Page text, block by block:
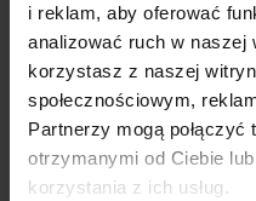
i reklam, aby oferować
analizować ruch w naszej
korzystasz z naszej
społecznościowym,
Partnerzy mogą
otrzymanymi od Ciebie
korzystania z ich usług.
Marcin
5
Polecam szybko
Zostałem świetnie
w tym tygodniu
Alicja